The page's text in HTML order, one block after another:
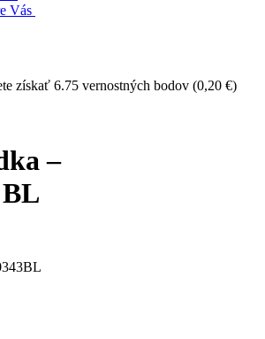
Vás
získať 6.75 vernostných bodov (0,20 €)
–